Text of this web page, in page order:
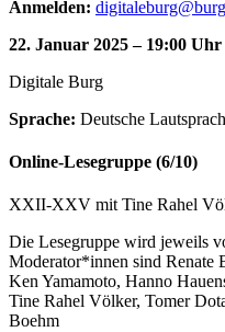
Anmelden:
22. Januar 2025 – 19:00 Uhr
Digitale Burg
Sprache: Deutsche
Online-Lesegruppe (6/10)
XXII-XXV mit Tine Rahel
Die Lesegruppe wird jeweils
Moderator*innen sind Renate
Ken Yamamoto, Hanno
Tine Rahel Völker, Tomer
Boehm